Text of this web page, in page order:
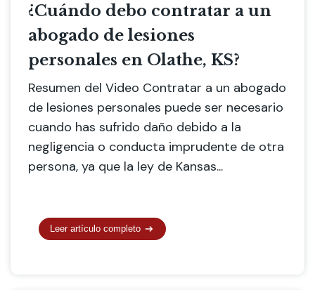
¿Cuándo debo contratar a un
abogado de lesiones
personales en Olathe, KS?
Resumen del Video Contratar a un abogado
de lesiones personales puede ser necesario
cuando has sufrido daño debido a la
negligencia o conducta imprudente de otra
persona, ya que la ley de Kansas...
Leer artículo completo